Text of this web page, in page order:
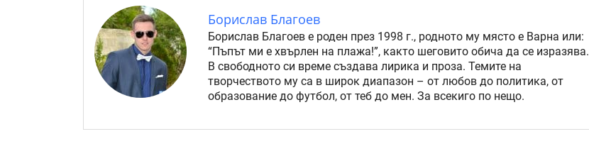
Борислав Благоев
Борислав Благоев е роден през 1998 г., родното му място е Варна или:
“Пъпът ми е хвърлен на плажа!”, както шеговито обича да се изразява.
В свободното си време създава лирика и проза. Темите на
творчеството му са в широк диапазон – от любов до политика, от
образование до футбол, от теб до мен. За всекиго по нещо.